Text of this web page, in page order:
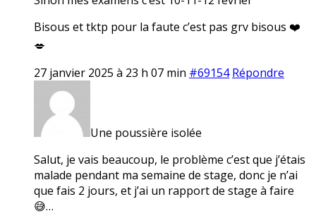
Bisous et tktp pour la faute c’est pas grv bisous ❤️
💋
27 janvier 2025 à 23 h 07 min #69154 Répondre
Une poussière isolée
Salut, je vais beaucoup, le problème c’est que j’étais
malade pendant ma semaine de stage, donc je n’ai
que fais 2 jours, et j’ai un rapport de stage à faire
😅…